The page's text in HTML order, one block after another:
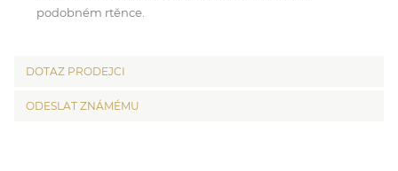
podobném rtěnce.
DOTAZ PRODEJCI
ODESLAT ZNÁMÉMU